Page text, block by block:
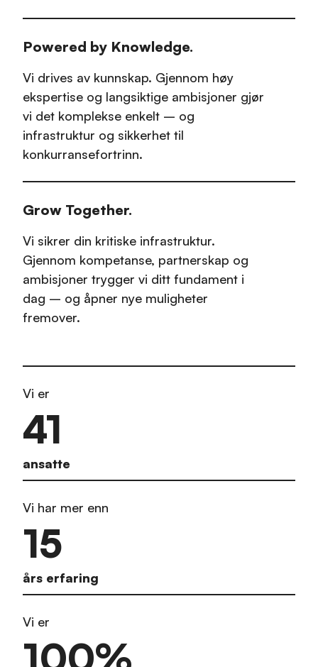
Powered by Knowledge.
Vi drives av kunnskap. Gjennom høy
ekspertise og langsiktige ambisjoner gjør
vi det komplekse enkelt – og
infrastruktur og sikkerhet til
konkurransefortrinn.​
Grow Together.
Vi sikrer din kritiske infrastruktur.
Gjennom kompetanse, partnerskap og
ambisjoner trygger vi ditt fundament i
dag – og åpner nye muligheter
fremover.
Vi er
41
ansatte
Vi har mer enn
15
års erfaring
Vi er
100%